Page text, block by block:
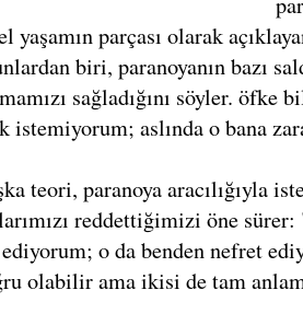
yaşamın parçası olarak
biri, paranoyanın bazı
sağladığını söyler. öfke
istemiyorum; aslında o bana
teori, paranoya aracılığıyla
reddettiğimizi öne
o da benden nefret
olabilir ama ikisi de tam